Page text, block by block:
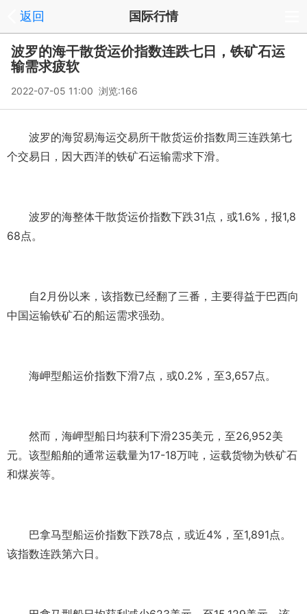
返回 国际行情
波罗的海干散货运价指数连跌七日，铁矿石运
输需求疲软
2022-07-05 11:00 浏览:166
波罗的海贸易海运交易所干散货运价指数周三连跌第七
个交易日，因大西洋的铁矿石运输需求下滑。
波罗的海整体干散货运价指数下跌31点，或1.6% ，报1,8
68点。
自2月份以来，该指数已经翻了三番，主要得益于巴西向
中国运输铁矿石的船运需求强劲。
海岬型船运价指数下滑7点，或0.2% ，至3,657点。
然而，海岬型船日均获利下滑235美元，至26,952美
元。该型船舶的通常运载量为17-18万吨，运载货物为铁矿石
和煤炭等。
巴拿马型船运价指数下跌78点，或近4% ，至1,891点。
该指数连跌第六日。